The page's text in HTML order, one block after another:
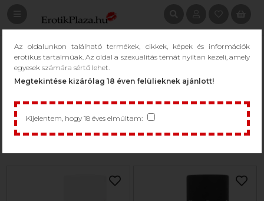
Az oldalunkon található termékek, cikkek, képek és információk
erotikus tartalmúak. Az oldal a szexualitás témát nyíltan kezeli, amely
egyesek számára sértő lehet.
Megtekintése kizárólag 18 éven felülieknek ajánlott!
Kijelentem, hogy 18 éves elmúltam:
KERESÉS: FEROMON
/Keresés: Feromon
1 - 49 / 130 termék